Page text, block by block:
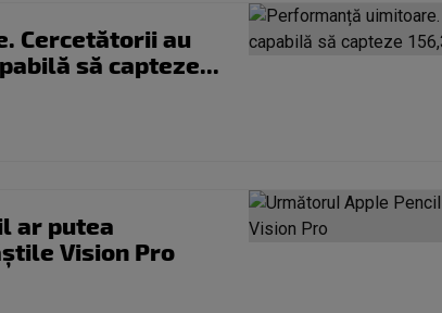
Cercetătorii au
să capteze...
ar putea
Vision Pro